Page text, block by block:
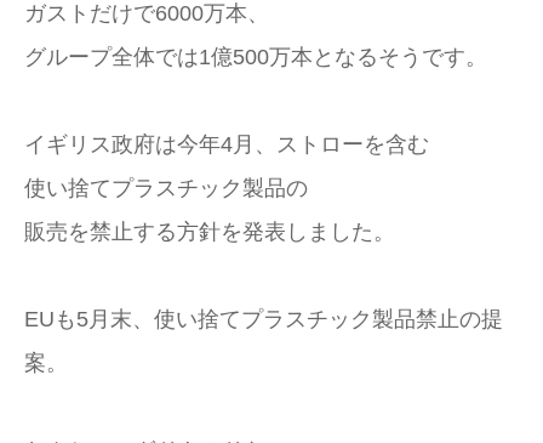
ガストだけで6000万本、
グループ全体では1億500万本となるそうです。
イギリス政府は今年4月、ストローを含む
使い捨てプラスチック製品の
販売を禁止する方針を発表しました。
EUも5月末、使い捨てプラスチック製品禁止の提
案。